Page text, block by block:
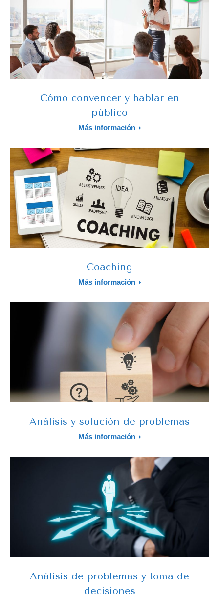
Cómo convencer y hablar en
público
Más información
Coaching
Más información
Análisis y solución de problemas
Más información
Análisis de problemas y toma de
decisiones